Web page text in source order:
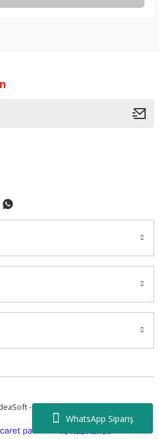
WhatsApp Sipariş
veya görüntülenemiyor.
- Tüm Hakları Saklıdır.